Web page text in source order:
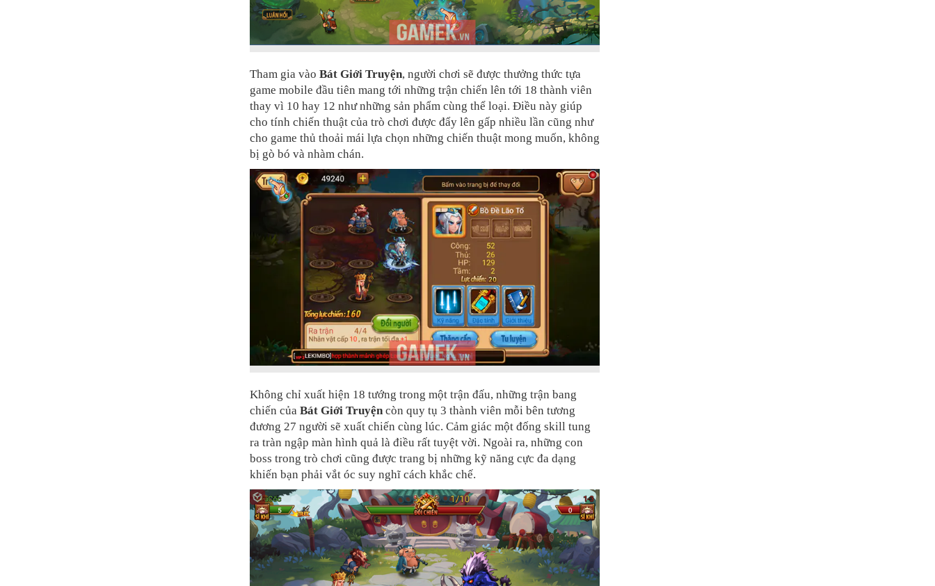
Tham gia vào Bát Giới Truyện, người chơi sẽ được thưởng thức tựa
game mobile đầu tiên mang tới những trận chiến lên tới 18 thành viên
thay vì 10 hay 12 như những sản phẩm cùng thể loại. Điều này giúp
cho tính chiến thuật của trò chơi được đẩy lên gấp nhiều lần cũng như
cho game thủ thoải mái lựa chọn những chiến thuật mong muốn, không
bị gò bó và nhàm chán.
Không chỉ xuất hiện 18 tướng trong một trận đấu, những trận bang
chiến của Bát Giới Truyệncòn quy tụ 3 thành viên mỗi bên tương
đương 27 người sẽ xuất chiến cùng lúc. Cảm giác một đống skill tung
ra tràn ngập màn hình quả là điều rất tuyệt vời. Ngoài ra, những con
boss trong trò chơi cũng được trang bị những kỹ năng cực đa dạng
khiến bạn phải vắt óc suy nghĩ cách khắc chế.